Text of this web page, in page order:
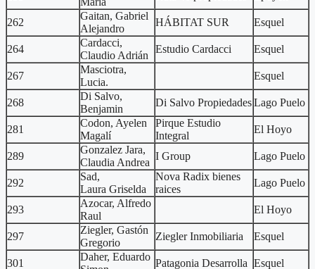
262
Gaitan, Gabriel
Alejandro
HÁBITAT SUR Esquel
264
Cardacci,
Claudio Adrián
Estudio Cardacci Esquel
267
Masciotra,
Lucia.
Esquel
268
Di Salvo,
Benjamin
Di Salvo PropiedadesLago Puelo
281
Codon, Ayelen
Magalí
Pirque Estudio
Integral
El Hoyo
289
Gonzalez Jara,
Claudia Andrea
I Group Lago Puelo
292
Sad,
Laura Griselda
Nova Radix bienes
raices
Lago Puelo
293
Azocar, Alfredo
Raul
El Hoyo
297
Ziegler, Gastón
Gregorio
Ziegler Inmobiliaria Esquel
301
Daher, Eduardo
Patagonia Desarrolla Esquel